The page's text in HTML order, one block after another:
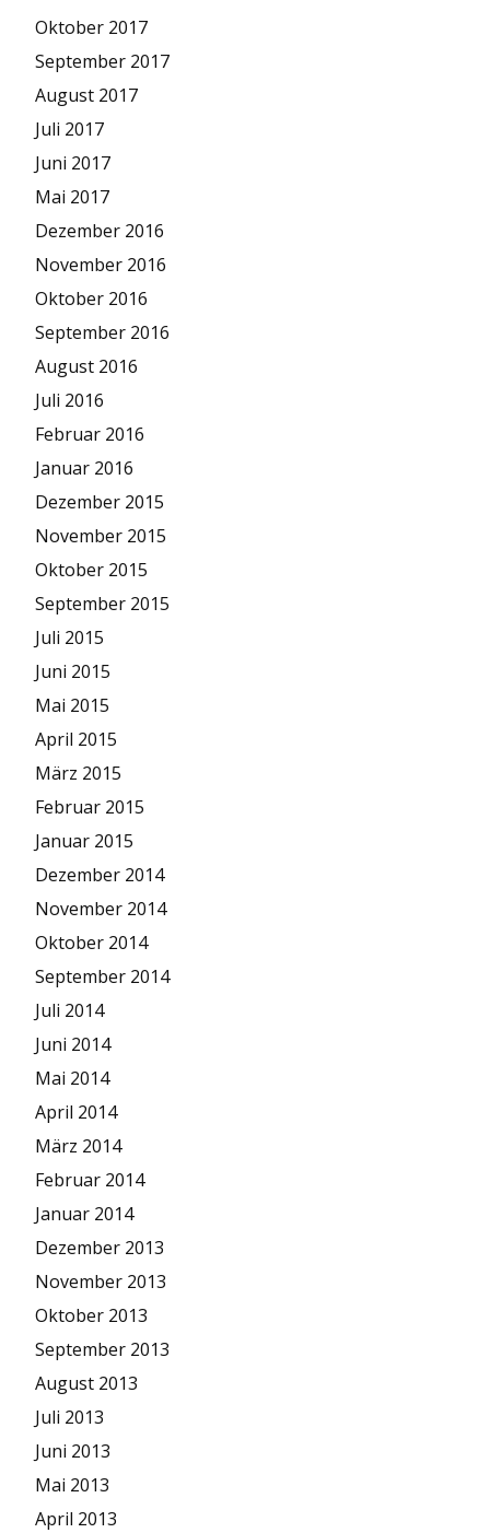
Oktober 2017
September 2017
August 2017
Juli 2017
Juni 2017
Mai 2017
Dezember 2016
November 2016
Oktober 2016
September 2016
August 2016
Juli 2016
Februar 2016
Januar 2016
Dezember 2015
November 2015
Oktober 2015
September 2015
Juli 2015
Juni 2015
Mai 2015
April 2015
März 2015
Februar 2015
Januar 2015
Dezember 2014
November 2014
Oktober 2014
September 2014
Juli 2014
Juni 2014
Mai 2014
April 2014
März 2014
Februar 2014
Januar 2014
Dezember 2013
November 2013
Oktober 2013
September 2013
August 2013
Juli 2013
Juni 2013
Mai 2013
April 2013